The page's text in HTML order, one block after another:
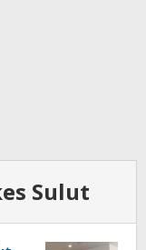
Sulut